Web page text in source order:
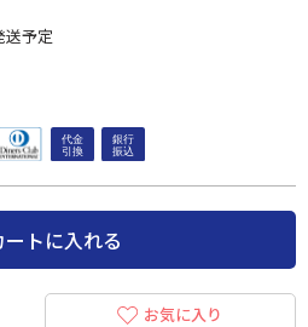
送予定
ートに入れる
お気に入り